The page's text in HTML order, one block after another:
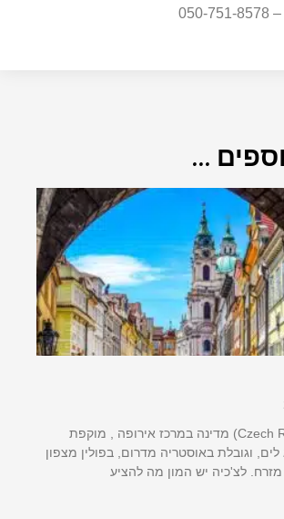
...
צ'כיה (Czech Republic) מדינה במרכז אירופה , מוקפת
וגובלת באוסטריה מדרום, בפולין מצפון
מזרח. לצ'כיה יש המון מה להציע